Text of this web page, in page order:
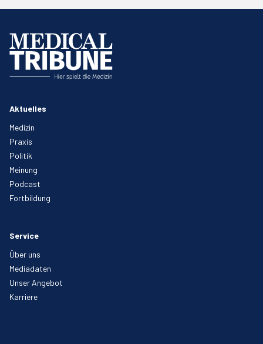
Aktuelles
Medizin
Praxis
Politik
Meinung
Podcast
Fortbildung
Service
Über uns
Mediadaten
Unser Angebot
Karriere